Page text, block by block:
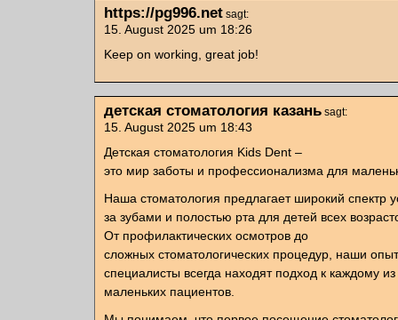
https://pg996.net sagt:
15. August 2025 um 18:26
Keep on working, great job!
детская стоматология казань sagt:
15. August 2025 um 18:43
Детская стоматология Kids Dent –
это мир заботы и профессионализма для
Наша стоматология предлагает широкий спектр
за зубами и полостью рта для детей всех
От профилактических осмотров до
сложных стоматологических процедур, наши
специалисты всегда находят подход к каждому
маленьких пациентов.